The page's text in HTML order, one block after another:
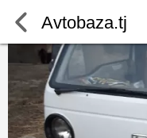
Avtobaza.tj